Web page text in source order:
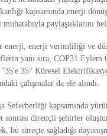
kapsamında enerji
paylaştıklarını
enerji, enerji verimliliği ve
yanı sıra, COP31 Eylem
"35'e 35" Küresel
çalışmalar da ele alındı.
Seferberliği kapsamında
sonrası dirençli şehirler
bu süreçte sağladığı